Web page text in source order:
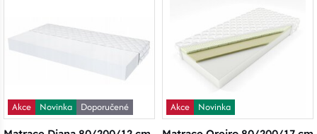
Akce Novinka
Doporučené
Akce
Novinka